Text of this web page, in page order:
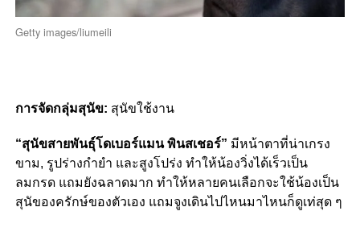
Getty images/liumeili
การจัดกลุ่มสุนัข: สุนัขใช้งาน
“สุนัขสายพันธุ์โดเบอร์แมน พินสเชอร์” มีหน้าตาที่น่าเกรง
ขาม, รูปร่างกำยำ และสูงโปร่ง ทำให้น้องวิ่งได้เร็วเป็น
ลมกรด แถมยังฉลาดมาก ทำให้หลายคนเลือกจะใช้น้องเป็น
สุนัของครักษ์ของตัวเอง แถมจูงเดินไปไหนมาไหนก็ดูเท่สุด ๆ